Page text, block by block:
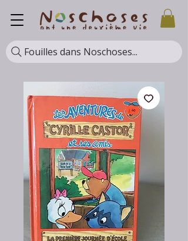
Fouilles dans Noschoses...